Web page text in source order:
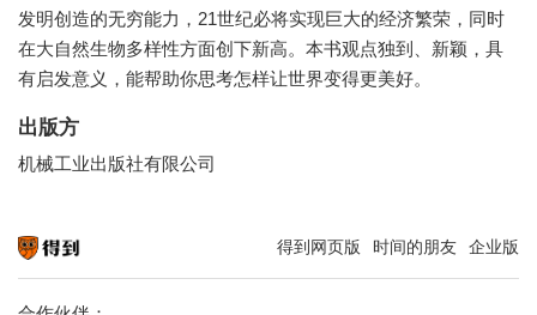
发明创造的无穷能力，21世纪必将实现巨大的经济繁荣，同时
在大自然生物多样性方面创下新高。本书观点独到、新颖，具
有启发意义，能帮助你思考怎样让世界变得更美好。
出版方
机械工业出版社有限公司
得到网页版 时间的朋友 企业版